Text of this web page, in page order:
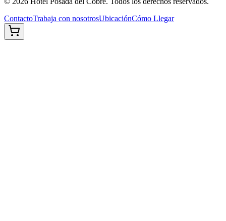
ContactoTrabaja con nosotrosUbicaciónCómo Llegar